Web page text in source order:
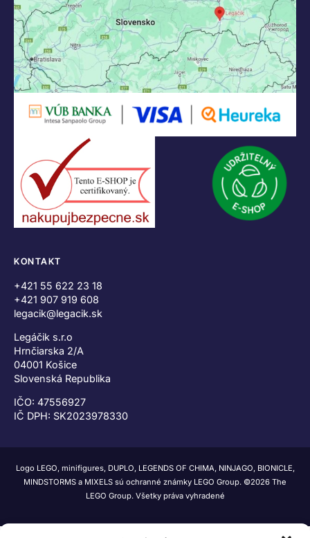
KONTAKT
+421 55 622 23 18
+421 907 919 608
legacik@legacik.sk
Legáčik s.r.o
Hrnčiarska 2/A
04001 Košice
Slovenská Republika
IČO: 47556927
IČ DPH: SK2023978330
Logo LEGO, minifigures, DUPLO, LEGENDS OF CHIMA, NINJAGO, BIONICLE,
MINDSTORMS a MIXELS sú ochranné známky LEGO Group. ©2026 The
LEGO Group. Všetky práva vyhradené